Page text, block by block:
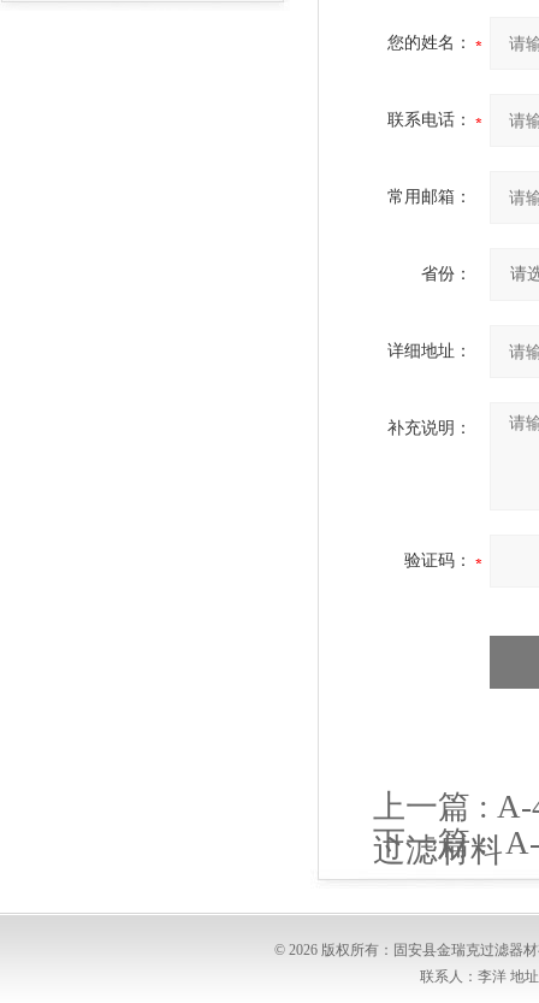
您的姓名：
联系电话：
常用邮箱：
省份：
详细地址：
补充说明：
验证码：
上一篇 : A-
过滤材料
下一篇 :
过滤材料
© 2026 版权所有：固安县金瑞克过滤器
联系人：李洋 地